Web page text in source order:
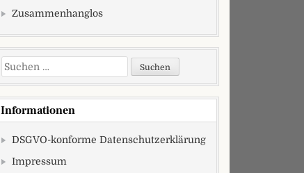
Zusammenhanglos
Suchen nach:
Informationen
DSGVO-konforme Datenschutzerklärung
Impressum